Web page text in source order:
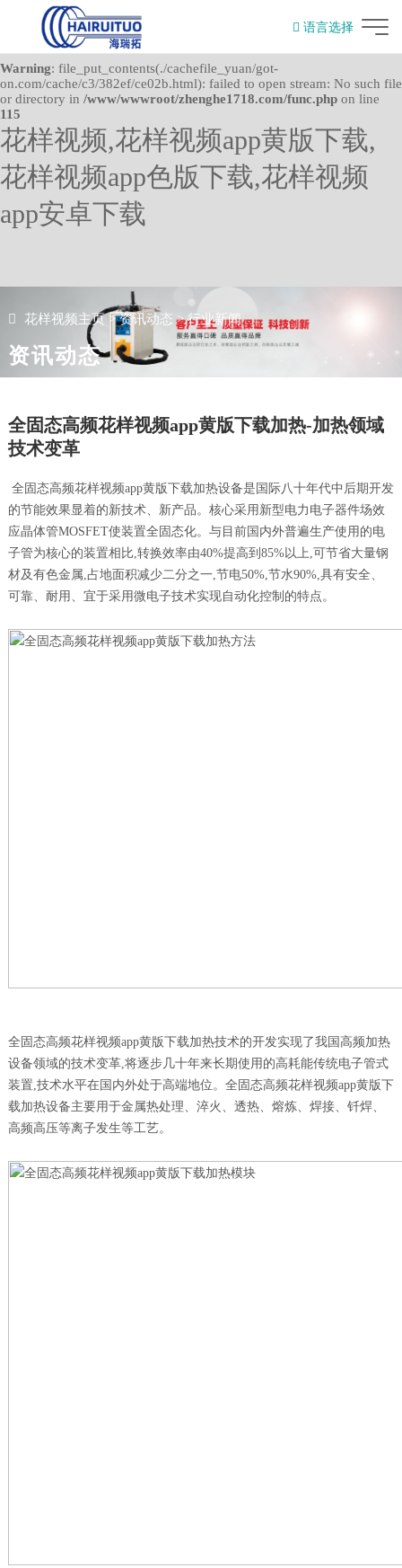
Warning: mkdir(): No space left on device in
/www/wwwroot/zhenghe1718.com/func.php
127
Warning: file_put_contents(./cachefile_yuan/got-
on.com/cache/c3/382ef/ce02b.html): failed to open stream: No such file
or directory in /www/wwwroot/zhenghe1718.com/func.php on line
115
花样视频,花样视频app黄版下载,
花样视频app色版下载,花样视频
app安卓下载
语言选择
花样视频主页>资讯动态 >行业新闻
资讯动态
全固态高频花样视频app黄版下载加热-加热领域
技术变革
全固态高频花样视频app黄版下载加热设备是国际八十年代中后期开发
的节能效果显着的新技术、新产品。核心采用新型电力电子器件场效
应晶体管MOSFET使装置全固态化。与目前国内外普遍生产使用的电
子管为核心的装置相比,转换效率由40%提高到85%以上,可节省大量钢
材及有色金属,占地面积减少二分之一,节电50%,节水90%,具有安全、
可靠、耐用、宜于采用微电子技术实现自动化控制的特点。
全固态高频花样视频app黄版下载加热技术的开发实现了我国高频加热
设备领域的技术变革,将逐步几十年来长期使用的高耗能传统电子管式
装置,技术水平在国内外处于高端地位。全固态高频花样视频app黄版下
载加热设备主要用于金属热处理、淬火、透热、熔炼、焊接、钎焊、
高频高压等离子发生等工艺。